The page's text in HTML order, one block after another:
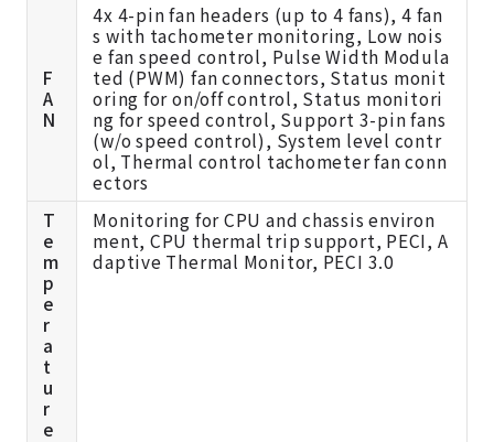
F
A
N
4x 4-pin fan headers (up to 4 fans), 4 fan
s with tachometer monitoring, Low nois
e fan speed control, Pulse Width Modula
ted (PWM) fan connectors, Status monit
oring for on/off control, Status monitori
ng for speed control, Support 3-pin fans
(w/o speed control), System level contr
ol, Thermal control tachometer fan conn
ectors
T
e
m
p
e
r
a
t
u
r
e
Monitoring for CPU and chassis environ
ment, CPU thermal trip support, PECI, A
daptive Thermal Monitor, PECI 3.0